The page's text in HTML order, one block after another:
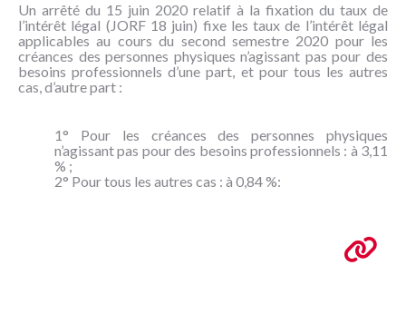
NOUS
CONNAÎTRE
CONTACT
Un arrêté du 15 juin 2020 relatif à la fixation du taux de
l’intérêt légal (JORF 18 juin) fixe les taux de l’intérêt légal
applicables au cours du second semestre 2020 pour les
créances des personnes physiques n’agissant pas pour des
besoins professionnels d’une part, et pour tous les autres
cas, d’autre part :
1° Pour les créances des personnes physiques
n’agissant pas pour des besoins professionnels : à 3,11
% ;
2° Pour tous les autres cas : à 0,84 %: